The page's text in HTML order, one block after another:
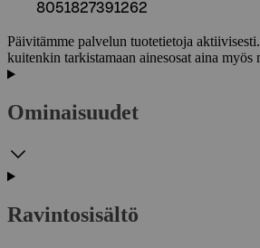
8051827391262
Päivitämme palvelun tuotetietoja
kuitenkin tarkistamaan ainesosat aina myös
Ominaisuudet
Ravintosisältö